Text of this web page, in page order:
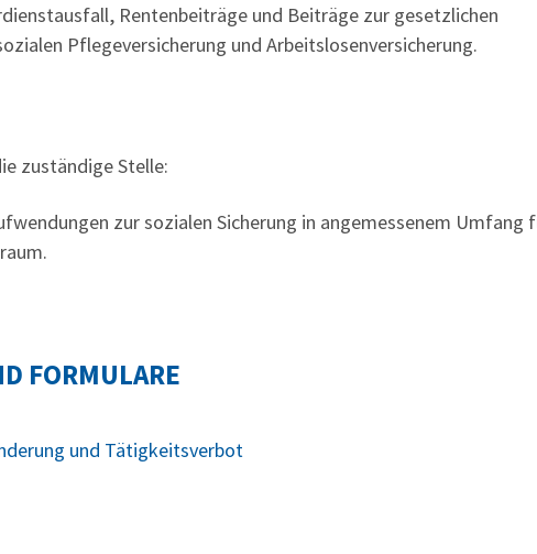
Rentenbeiträge und Beiträge zur gesetzlichen
Pflegeversicherung und Arbeitslosenversicherung.
zuständige Stelle:
zur sozialen Sicherung in angemessenem Umfang
FORMULARE
und Tätigkeitsverbot